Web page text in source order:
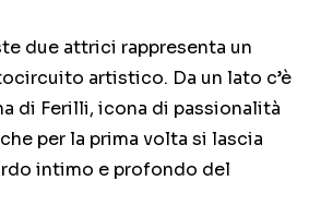
due attrici rappresenta un
artistico. Da un lato c’è
di Ferilli, icona di passionalità
per la prima volta si lascia
intimo e profondo del